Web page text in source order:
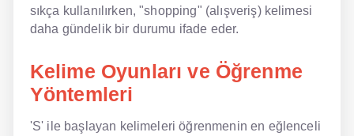
sıkça kullanılırken, "shopping" (alışveriş) kelimesi
daha gündelik bir durumu ifade eder.
Kelime Oyunları ve Öğrenme
Yöntemleri
'S' ile başlayan kelimeleri öğrenmenin en eğlenceli